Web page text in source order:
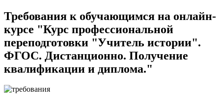
Требования к обучающимся на онлайн-
курсе "Курс профессиональной
переподготовки "Учитель истории".
ФГОС. Дистанционно. Получение
квалификации и диплома."